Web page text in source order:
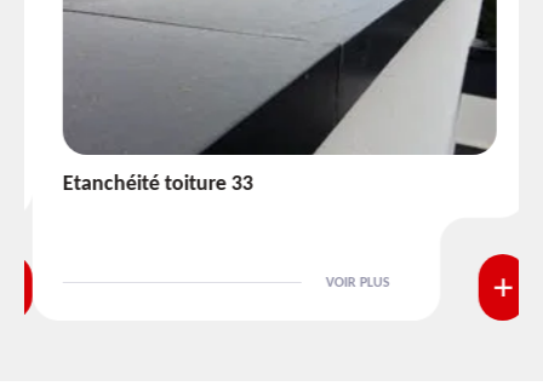
Etanchéité toiture 33
VOIR PLUS